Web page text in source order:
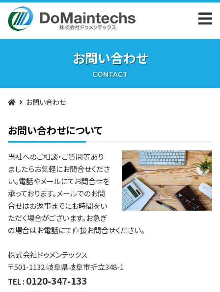
お問い合わせ
CONTACT
お問い合わせ
お問い合わせについて
当社へのご相談・ご質問等あり
ましたらお気軽にお問合せくださ
い。電話やメールにてお問合せを
承っております。メールでのお問
合せはお返事までにお時間をい
ただく場合がございます。お急ぎ
の場合はお電話にて直接お問合せください。
株式会社ドゥメンテックス
〒501-1132 岐阜県岐阜市折立348-1
TEL :0120-347-133